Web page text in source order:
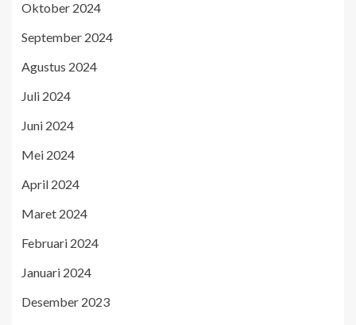
Oktober 2024
September 2024
Agustus 2024
Juli 2024
Juni 2024
Mei 2024
April 2024
Maret 2024
Februari 2024
Januari 2024
Desember 2023